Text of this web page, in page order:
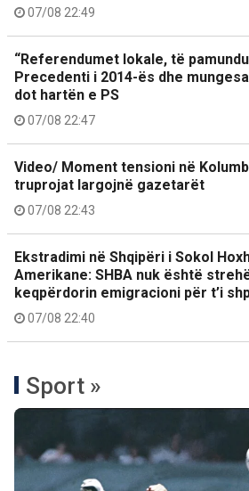
07/08 22:49
“Referendumet lokale, të
Precedenti i 2014-ës dhe
dot hartën e PS
07/08 22:47
Video/ Moment tensioni në
truprojat largojnë gazetarët
07/08 22:43
Ekstradimi në Shqipëri i Sokol
Amerikane: SHBA nuk është
keqpërdorin emigracioni për t’i
07/08 22:40
Sport »